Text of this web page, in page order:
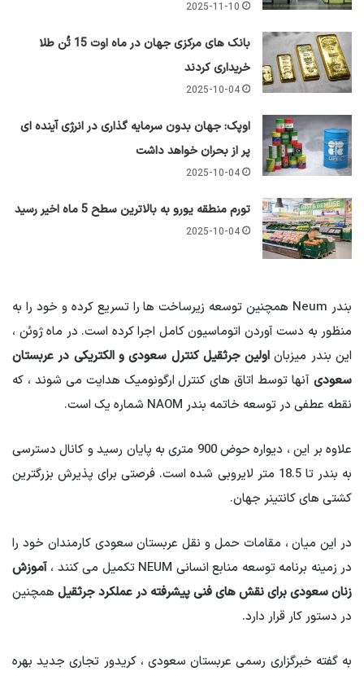
2025-11-10
بانک های مرکزی جهان در ماه اوت 15 تُن طلا
خریداری کردند
2025-10-04
اوپک: جهان بدون سرمایه گذاری در انرژی آینده ای
پر از بحران خواهد داشت
2025-10-04
تورم منطقه یورو به بالاترین سطح 5 ماه اخیر رسید
2025-10-04
بندر Neum همچنین توسعه زیرساخت ها را تسریع کرده و خود را به
منظور به دست آوردن اتوماسیون کامل اجرا کرده است. در ماه ژوئن ،
این بندر میزبان اولین جرثقیل کنترل سعودی و الکتریکی در عربستان
سعودی آنها توسط اتاق های کنترل ارگونومیک هدایت می شوند ، که
نقطه عطفی در توسعه خاتمه بندر NAOM شماره یک است.
علاوه بر این ، دیواره حوض 900 متری به پایان رسید و کانال دسترسی
به بندر تا 18.5 متر لایروبی شده است. فرصتی برای پذیرش بزرگترین
کشتی های کانتینر جهان.
در این میان ، مقامات حمل و نقل عربستان سعودی کارمندان خود را
در زمینه برنامه توسعه منابع انسانی NEUM تکمیل می کنند ،
آموزش
زنان سعودی برای نقش های فنی پیشرفته در عملکرد جرثقیل همچنین
در دستور کار قرار دارد.
به گفته خبرگزاری رسمی عربستان سعودی ، کریدور تجاری جدید بهره